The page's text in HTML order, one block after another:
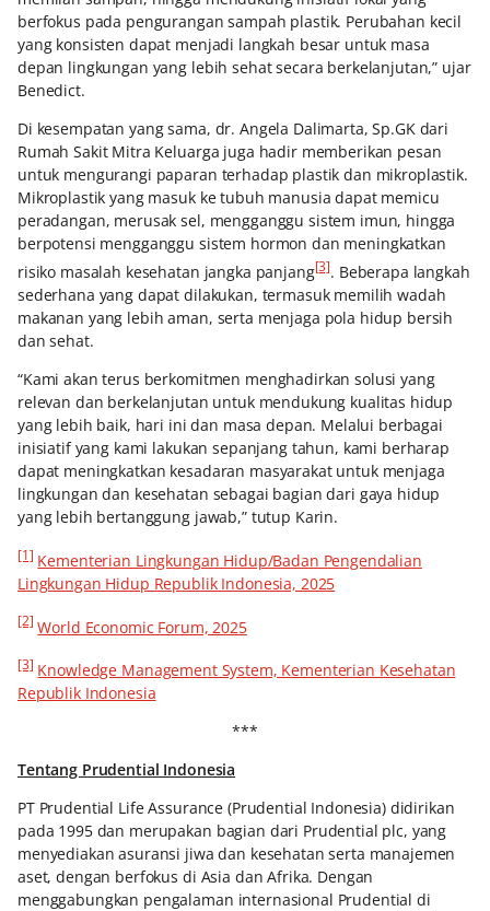
berfokus pada pengurangan sampah plastik. Perubahan kecil
yang konsisten dapat menjadi langkah besar untuk masa
depan lingkungan yang lebih sehat secara berkelanjutan,” ujar
Benedict.
Di kesempatan yang sama, dr. Angela Dalimarta, Sp.GK dari
Rumah Sakit Mitra Keluarga juga hadir memberikan pesan
untuk mengurangi paparan terhadap plastik dan mikroplastik.
Mikroplastik yang masuk ke tubuh manusia dapat memicu
peradangan, merusak sel, mengganggu sistem imun, hingga
berpotensi mengganggu sistem hormon dan meningkatkan
risiko masalah kesehatan jangka panjang[3]. Beberapa langkah
sederhana yang dapat dilakukan, termasuk memilih wadah
makanan yang lebih aman, serta menjaga pola hidup bersih
dan sehat.
“Kami akan terus berkomitmen menghadirkan solusi yang
relevan dan berkelanjutan untuk mendukung kualitas hidup
yang lebih baik, hari ini dan masa depan. Melalui berbagai
inisiatif yang kami lakukan sepanjang tahun, kami berharap
dapat meningkatkan kesadaran masyarakat untuk menjaga
lingkungan dan kesehatan sebagai bagian dari gaya hidup
yang lebih bertanggung jawab,” tutup Karin.
[1] Kementerian Lingkungan Hidup/Badan Pengendalian
Lingkungan Hidup Republik Indonesia, 2025
[2] World Economic Forum, 2025
[3] Knowledge Management System, Kementerian Kesehatan
Republik Indonesia
***
Tentang Prudential Indonesia
PT Prudential Life Assurance (Prudential Indonesia) didirikan
pada 1995 dan merupakan bagian dari Prudential plc, yang
menyediakan asuransi jiwa dan kesehatan serta manajemen
aset, dengan berfokus di Asia dan Afrika. Dengan
menggabungkan pengalaman internasional Prudential di